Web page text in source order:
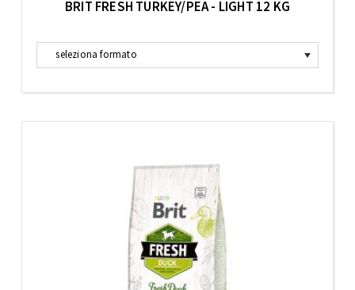
BRIT FRESH TURKEY/PEA - LIGHT 12 KG
seleziona formato